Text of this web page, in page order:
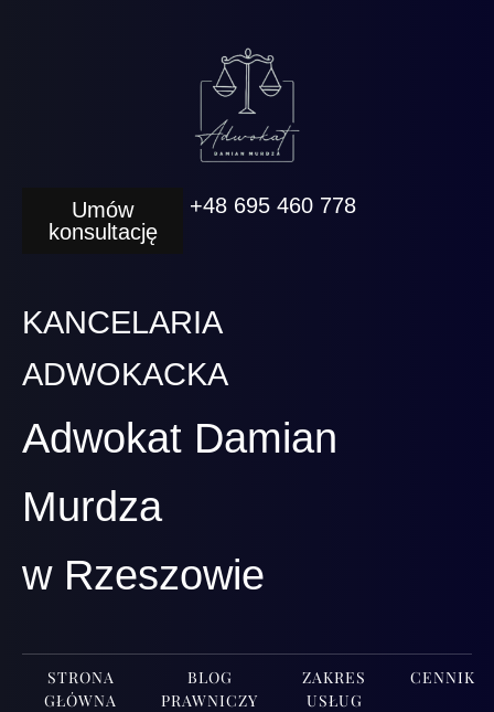
Umów
konsultację
+48 695 460 778
KANCELARIA
ADWOKACKA
Adwokat Damian
Murdza
w Rzeszowie
STRONA
GŁÓWNA
BLOG
PRAWNICZY
ZAKRES
USŁUG
CENNIK